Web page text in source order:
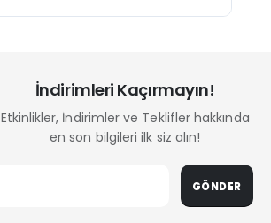
İndirimleri Kaçırmayın!
Etkinlikler, İndirimler ve Teklifler hakkında
en son bilgileri ilk siz alın!
GÖNDER